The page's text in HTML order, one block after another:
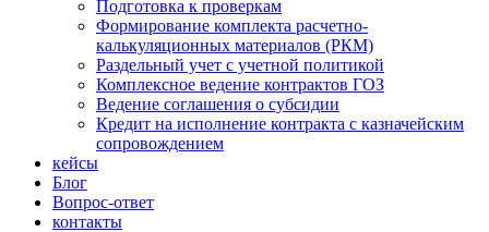
Подготовка к проверкам
Формирование комплекта расчетно-
калькуляционных материалов (РКМ)
Раздельный учет с учетной политикой
Комплексное ведение контрактов ГОЗ
Ведение соглашения о субсидии
Кредит на исполнение контракта с казначейским
сопровождением
кейсы
Блог
Вопрос-ответ
контакты